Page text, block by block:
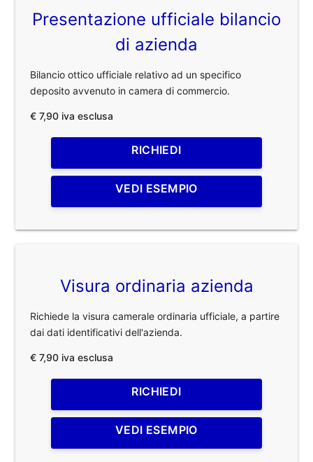
Presentazione ufficiale bilancio
di azienda
Bilancio ottico ufficiale relativo ad un specifico
deposito avvenuto in camera di commercio.
€ 7,90 iva esclusa
RICHIEDI
VEDI ESEMPIO
Visura ordinaria azienda
Richiede la visura camerale ordinaria ufficiale, a partire
dai dati identificativi dell'azienda.
€ 7,90 iva esclusa
RICHIEDI
VEDI ESEMPIO